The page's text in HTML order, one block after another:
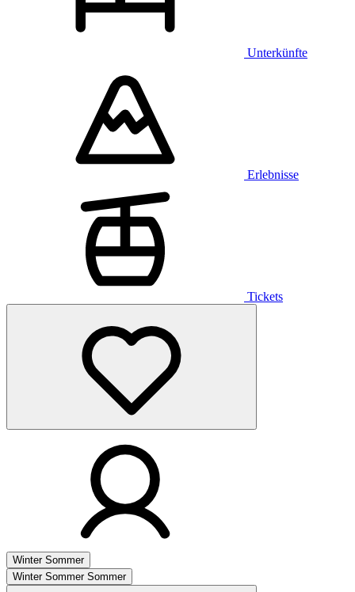
Unterkünfte
Erlebnisse
Tickets
Winter Sommer
Winter Sommer Sommer